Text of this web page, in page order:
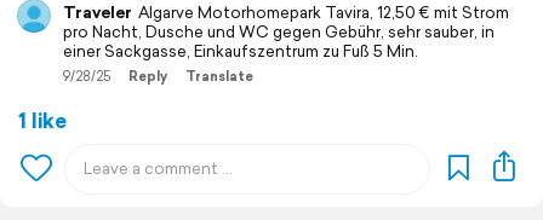
Traveler Algarve Motorhomepark Tavira, 12,50 € mit Strom
pro Nacht, Dusche und WC gegen Gebühr, sehr sauber, in
einer Sackgasse, Einkaufszentrum zu Fuß 5 Min.
9/28/25 Reply Translate
1 like